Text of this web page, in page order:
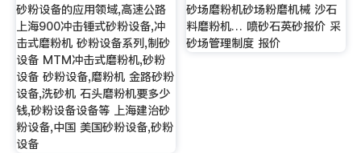
砂粉设备的应用领域,高速公路
上海900冲击锤式砂粉设备,冲
击式磨粉机 砂粉设备系列,制砂
设备 MTM冲击式磨粉机,砂粉
设备 砂粉设备,磨粉机 金路砂粉
设备,洗砂机 石头磨粉机要多少
钱,砂粉设备设备等 上海建治砂
粉设备,中国 美国砂粉设备,砂粉
设备
砂场磨粉机砂场粉磨机械 沙石
料磨粉机… 喷砂石英砂报价 采
砂场管理制度 报价